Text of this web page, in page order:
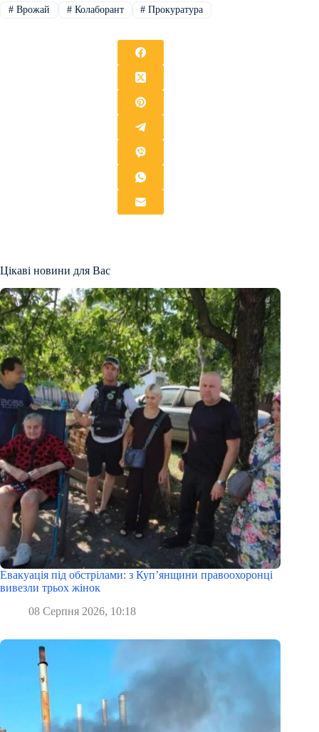
#Врожай #Колаборант # Прокуратура
Цікаві новини для Вас
Евакуація під обстрілами: з Куп’янщини правоохоронці
вивезли трьох жінок
08 Серпня 2026, 10:18